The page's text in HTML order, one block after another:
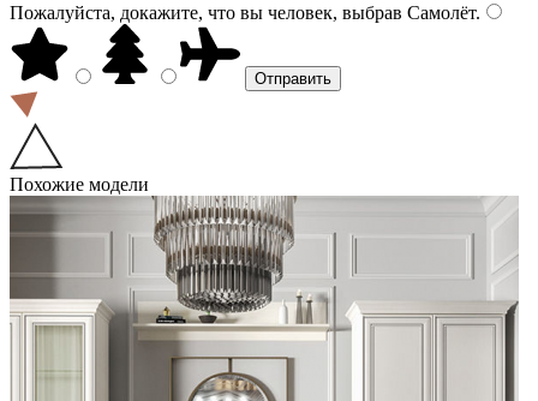
Пожалуйста, докажите, что вы человек, выбрав Самолёт.
Похожие модели